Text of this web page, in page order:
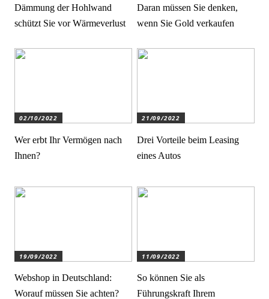
Dämmung der Hohlwand
schützt Sie vor Wärmeverlust
Daran müssen Sie denken,
wenn Sie Gold verkaufen
02/10/2022
Wer erbt Ihr Vermögen nach
Ihnen?
21/09/2022
Drei Vorteile beim Leasing
eines Autos
19/09/2022
Webshop in Deutschland:
Worauf müssen Sie achten?
11/09/2022
So können Sie als
Führungskraft Ihrem